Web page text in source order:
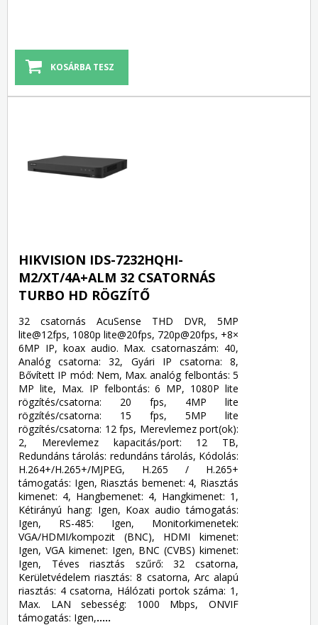
HIKVISION IDS-7232HQHI-
M2/XT/4A+ALM 32 CSATORNÁS
TURBO HD RÖGZÍTŐ
32 csatornás AcuSense THD DVR, 5MP
lite@12fps, 1080p lite@20fps, 720p@20fps, +8×
6MP IP, koax audio. Max. csatornaszám: 40,
Analóg csatorna: 32, Gyári IP csatorna: 8,
Bővített IP mód: Nem, Max. analóg felbontás: 5
MP lite, Max. IP felbontás: 6 MP, 1080P lite
rögzítés/csatorna: 20 fps, 4MP lite
rögzítés/csatorna: 15 fps, 5MP lite
rögzítés/csatorna: 12 fps, Merevlemez port(ok):
2, Merevlemez kapacitás/port: 12 TB,
Redundáns tárolás: redundáns tárolás, Kódolás:
H.264+/H.265+/MJPEG, H.265 / H.265+
támogatás: Igen, Riasztás bemenet: 4, Riasztás
kimenet: 4, Hangbemenet: 4, Hangkimenet: 1,
Kétirányú hang: Igen, Koax audio támogatás:
Igen, RS-485: Igen, Monitorkimenetek:
VGA/HDMI/kompozit (BNC), HDMI kimenet:
Igen, VGA kimenet: Igen, BNC (CVBS) kimenet:
Igen, Téves riasztás szűrő: 32 csatorna,
Kerületvédelem riasztás: 8 csatorna, Arc alapú
riasztás: 4 csatorna, Hálózati portok száma: 1,
Max. LAN sebesség: 1000 Mbps, ONVIF
támogatás: Igen,.....